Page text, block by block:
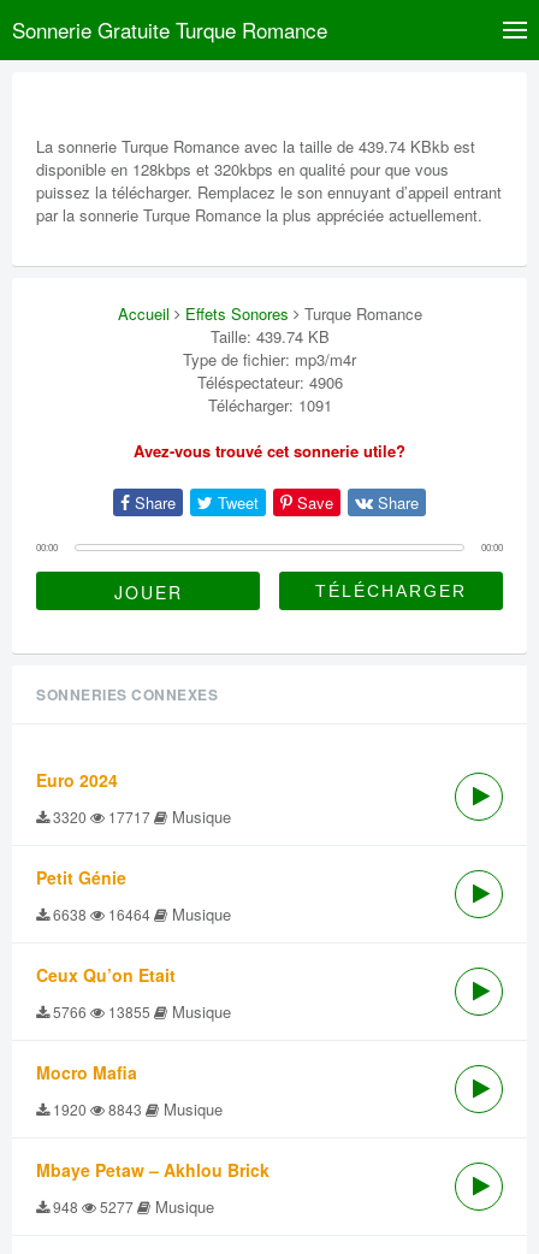
Sonnerie Gratuite Turque Romance
La sonnerie Turque Romance avec la taille de 439.74 KBkb est
disponible en 128kbps et 320kbps en qualité pour que vous
puissez la télécharger. Remplacez le son ennuyant d’appeil entrant
par la sonnerie Turque Romance la plus appréciée actuellement.
Accueil Effets Sonores
Turque Romance
Taille: 439.74 KB
Type de fichier: mp3/m4r
Téléspectateur: 4906
Télécharger: 1091
Avez-vous trouvé cet sonnerie utile?
Share Tweet Save Share
00:00 00:00
JOUER
SONNERIES CONNEXES
Euro 2024
3320 17717 Musique
Petit Génie
6638 16464 Musique
Ceux Qu’on Etait
5766 13855 Musique
Mocro Mafia
1920 8843 Musique
Mbaye Petaw – Akhlou Brick
948 5277 Musique